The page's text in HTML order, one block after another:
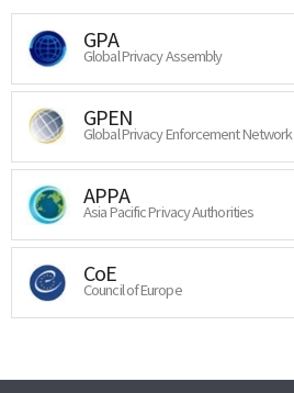
GPA
Global Privacy Assembly
GPEN
Global Privacy Enforcement Network
APPA
Asia Pacific Privacy Authorities
CoE
Council of Europe